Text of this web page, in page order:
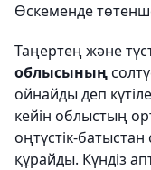
Өскеменде
Таңертең және
облысының
ойнайды деп
кейін облыстың
оңтүстік-
құрайды. Күндіз